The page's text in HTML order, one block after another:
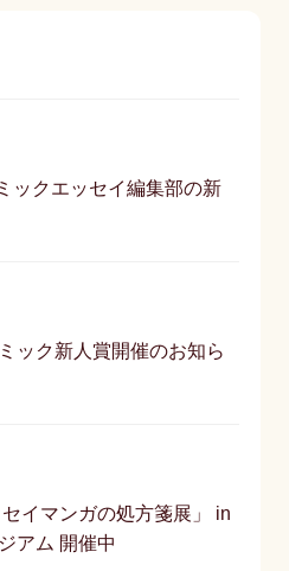
ックエッセイ編集部の新
ック新人賞開催のお知ら
イマンガの処方箋展」 in
アム 開催中